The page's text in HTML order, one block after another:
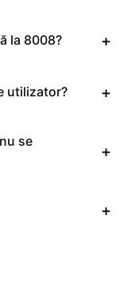
la 8008?
utilizator?
se